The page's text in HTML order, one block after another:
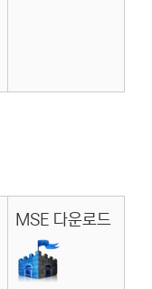
MSE 다운로드